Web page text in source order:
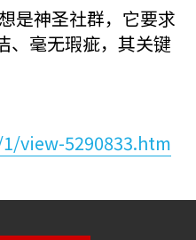
神圣社群，它要求
、毫无瑕疵，其关键
view-5290833.htm